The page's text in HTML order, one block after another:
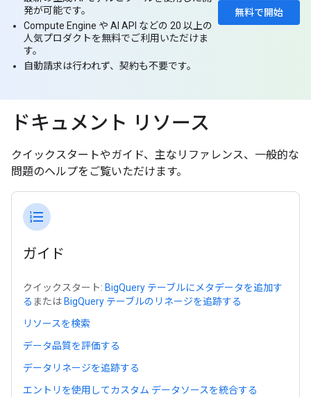
無料で開始
発が可能です。
Compute Engine や AI API などの 20 以上の
人気プロダクトを無料でご利用いただけま
す。
自動請求は行われず、契約も不要です。
ドキュメント リソース
クイックスタートやガイド、主なリファレンス、一般的な
問題のヘルプをご覧いただけます。
format_list_numbered
ガイド
クイックスタート: BigQuery テーブルにメタデータを追加す
る または BigQuery テーブルのリネージを追跡する
リソースを検索
データ品質を評価する
データリネージを追跡する
エントリを使用してカスタム データソースを統合する